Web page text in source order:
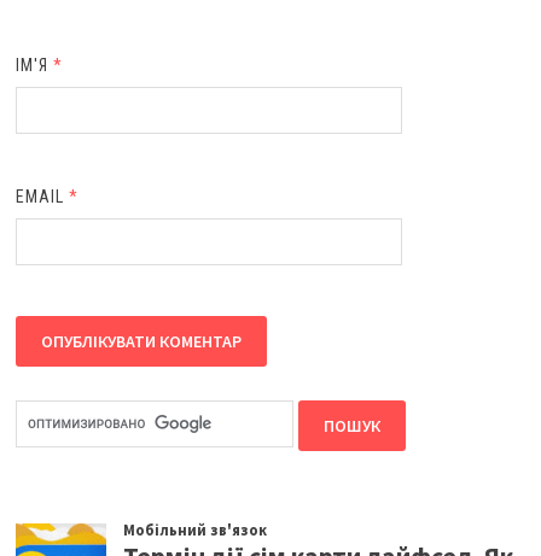
ІМ'Я*
EMAIL*